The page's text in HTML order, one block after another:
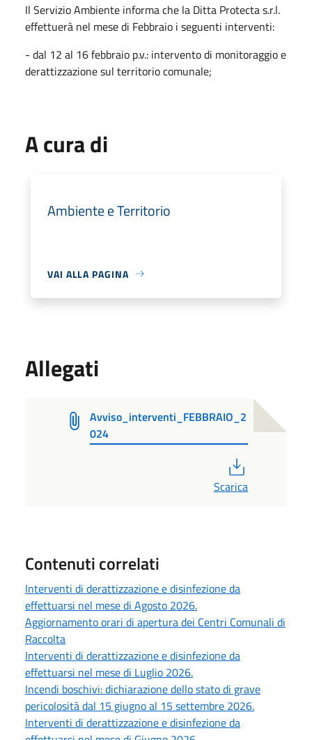
Il Servizio Ambiente informa che la Ditta Protecta s.r.l.
effettuerà nel mese di Febbraio i seguenti interventi:
- dal 12 al 16 febbraio p.v.: intervento di monitoraggio e
derattizzazione sul territorio comunale;
A cura di
Ambiente e Territorio
VAI ALLA PAGINA
Allegati
Avviso_interventi_FEBBRAIO_2
024
Scarica
Contenuti correlati
Interventi di derattizzazione e disinfezione da
effettuarsi nel mese di Agosto 2026.
Aggiornamento orari di apertura dei Centri Comunali di
Raccolta
Interventi di derattizzazione e disinfezione da
effettuarsi nel mese di Luglio 2026.
Incendi boschivi: dichiarazione dello stato di grave
pericolosità dal 15 giugno al 15 settembre 2026.
Interventi di derattizzazione e disinfezione da